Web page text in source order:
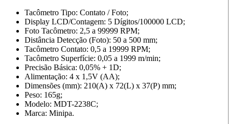
Tacômetro Tipo: Contato / Foto;
Display LCD/Contagem: 5 Dígitos/100000 LCD;
Foto Tacômetro: 2,5 a 99999 RPM;
Distância Detecção (Foto): 50 a 500 mm;
Tacômetro Contato: 0,5 a 19999 RPM;
Tacômetro Superfície: 0,05 a 1999 m/min;
Precisão Básica: 0,05% + 1D;
Alimentação: 4 x 1,5V (AA);
Dimensões (mm): 210(A) x 72(L) x 37(P) mm;
Peso: 165g;
Modelo: MDT-2238C;
Marca: Minipa.